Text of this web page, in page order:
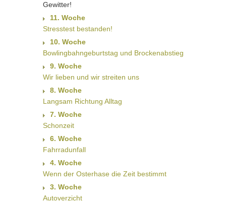
Gewitter!
11. Woche
Stresstest bestanden!
10. Woche
Bowlingbahngeburtstag und Brockenabstieg
9. Woche
Wir lieben und wir streiten uns
8. Woche
Langsam Richtung Alltag
7. Woche
Schonzeit
6. Woche
Fahrradunfall
4. Woche
Wenn der Osterhase die Zeit bestimmt
3. Woche
Autoverzicht